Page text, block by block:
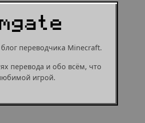
переводчика Minecraft.
перевода и обо всём, что
игрой.